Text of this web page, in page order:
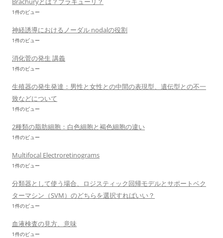
1件のビュー
神経誘導におけるノーダル nodalの役割
1件のビュー
消化菅の発生 講義
1件のビュー
生殖器の発生発達：男性と女性との中間の表現型、遺伝型との不一
致などについて
1件のビュー
2種類の脂肪細胞：白色細胞と褐色細胞の違い
1件のビュー
Multifocal Electroretinograms
1件のビュー
分類器として使う場合、ロジスティック回帰モデルとサポートベク
ターマシン（SVM）のどちらを選択すればいい？
1件のビュー
血液検査の見方、意味
1件のビュー